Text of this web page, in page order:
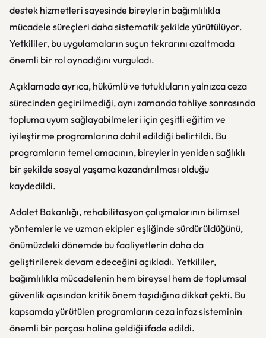
destek hizmetleri sayesinde bireylerin bağımlılıkla
mücadele süreçleri daha sistematik şekilde yürütülüyor.
Yetkililer, bu uygulamaların suçun tekrarını azaltmada
önemli bir rol oynadığını vurguladı.
Açıklamada ayrıca, hükümlü ve tutukluların yalnızca ceza
sürecinden geçirilmediği, aynı zamanda tahliye sonrasında
topluma uyum sağlayabilmeleri için çeşitli eğitim ve
iyileştirme programlarına dahil edildiği belirtildi. Bu
programların temel amacının, bireylerin yeniden sağlıklı
bir şekilde sosyal yaşama kazandırılması olduğu
kaydedildi.
Adalet Bakanlığı, rehabilitasyon çalışmalarının bilimsel
yöntemlerle ve uzman ekipler eşliğinde sürdürüldüğünü,
önümüzdeki dönemde bu faaliyetlerin daha da
geliştirilerek devam edeceğini açıkladı. Yetkililer,
bağımlılıkla mücadelenin hem bireysel hem de toplumsal
güvenlik açısından kritik önem taşıdığına dikkat çekti. Bu
kapsamda yürütülen programların ceza infaz sisteminin
önemli bir parçası haline geldiği ifade edildi.